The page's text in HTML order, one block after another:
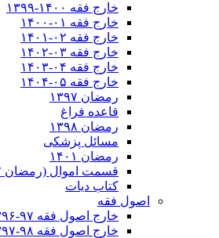
خارج فقه ۱۴۰۰-۱۳۹۹
خارج فقه ۰۱-۱۴۰۰
خارج فقه ۰۲-۱۴۰۱
خارج فقه ۰۳-۱۴۰۲
خارج فقه ۰۴-۱۴۰۳
خارج فقه ۰۵-۱۴۰۴
رمضان ۱۳۹۷
قاعده فراغ
رمضان ۱۳۹۸
مسائل پزشکی
رمضان ۱۴۰۱
قسمت اموال (رمضان ۱۴۰۲)
کتاب دیات
اصول فقه
خارج اصول فقه ۹۷-۱۳۹۶
خارج اصول فقه ۹۸-۱۳۹۷